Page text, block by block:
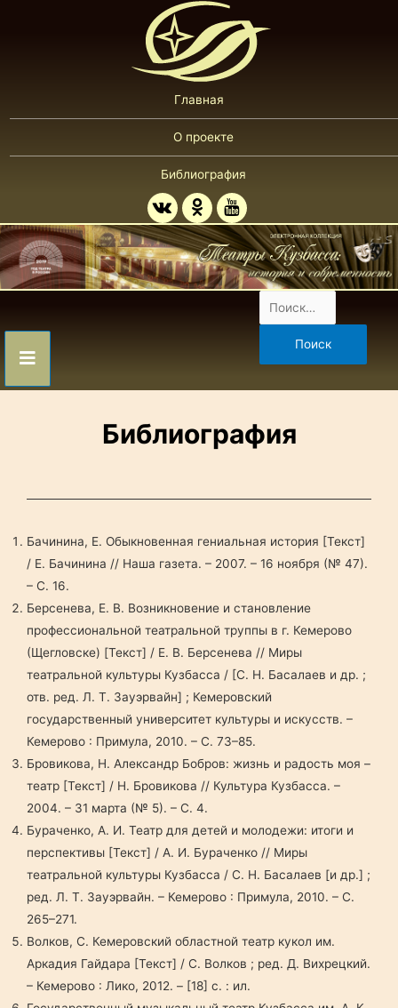
Главная
О проекте
Библиография
Библиография
Бачинина, Е. Обыкновенная гениальная история [Текст]
/ Е. Бачинина // Наша газета. – 2007. – 16 ноября (№ 47).
– С. 16.
Берсенева, Е. В. Возникновение и становление
профессиональной театральной труппы в г. Кемерово
(Щегловске) [Текст] / Е. В. Берсенева // Миры
театральной культуры Кузбасса / [С. Н. Басалаев и др. ;
отв. ред. Л. Т. Зауэрвайн] ; Кемеровский
государственный университет культуры и искусств. –
Кемерово : Примула, 2010. – С. 73–85.
Бровикова, Н. Александр Бобров: жизнь и радость моя –
театр [Текст] / Н. Бровикова // Культура Кузбасса. –
2004. – 31 марта (№ 5). – С. 4.
Бураченко, А. И. Театр для детей и молодежи: итоги и
перспективы [Текст] / А. И. Бураченко // Миры
театральной культуры Кузбасса / С. Н. Басалаев [и др.] ;
ред. Л. Т. Зауэрвайн. – Кемерово : Примула, 2010. – С.
265–271.
Волков, С. Кемеровский областной театр кукол им.
Аркадия Гайдара [Текст] / С. Волков ; ред. Д. Вихрецкий.
– Кемерово : Лико, 2012. – [18] с. : ил.